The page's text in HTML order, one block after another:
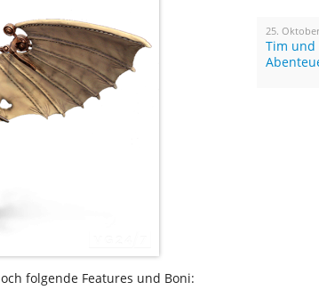
folgende Features und Boni:
25.
Tim und